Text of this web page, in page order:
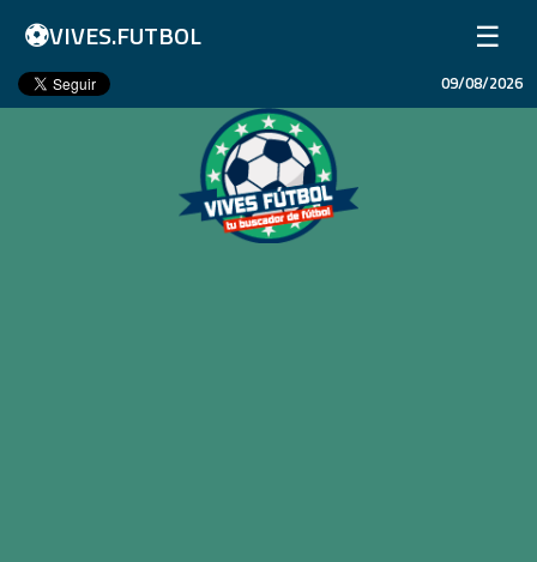
⚽VIVES.FUTBOL ☰
Inicio
09/08/2026